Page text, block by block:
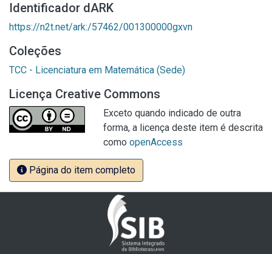
Identificador dARK
https://n2t.net/ark:/57462/001300000gxvn
Coleções
TCC - Licenciatura em Matemática (Sede)
Licença Creative Commons
Exceto quando indicado de outra
forma, a licença deste item é descrita
como openAccess
Página do item completo